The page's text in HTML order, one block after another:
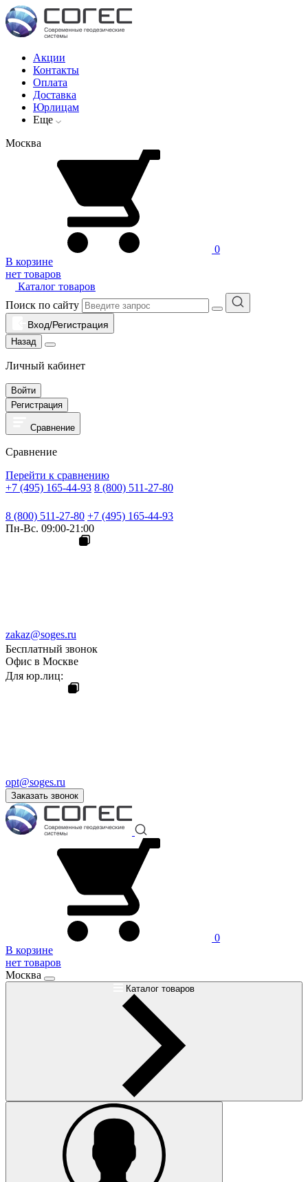
Акции
Контакты
Оплата
Доставка
Юрлицам
Еще
Москва
0
В корзине
нет товаров
Каталог товаров
Поиск по сайту
Вход/Регистрация
Назад
Личный кабинет
Войти
Регистрация
Сравнение
Сравнение
Перейти к сравнению
+7 (495) 165-44-93 8 (800) 511-27-80
8 (800) 511-27-80 +7 (495) 165-44-93
Пн-Вс. 09:00-21:00
zakaz@soges.ru
Бесплатный звонок
Офис в Москве
Для юр.лиц:
opt@soges.ru
Заказать звонок
0
В корзине
нет товаров
Москва
Каталог товаров